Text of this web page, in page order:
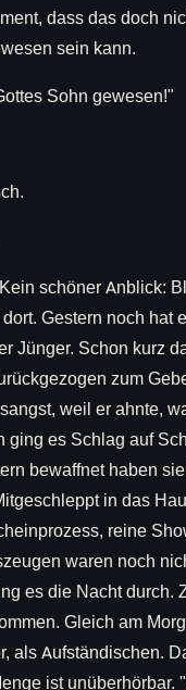
dass das doch
sein kann.
Sohn gewesen!"
schöner Anblick:
Gestern noch hat
Jünger. Schon kurz
zum
weil er ahnte,
ging es Schlag auf
bewaffnet haben
in das
reine
waren noch
es die Nacht durch.
Gleich am
als Aufständischen.
ist unüberhörbar.